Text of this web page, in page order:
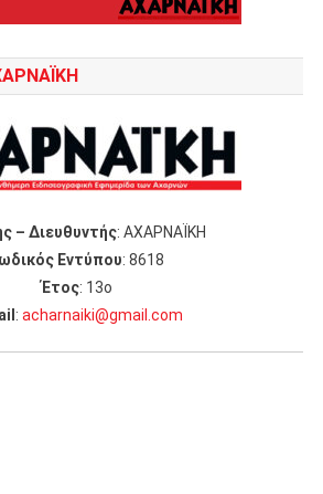
– Διευθυντής: ΑΧΑΡΝΑΪΚΗ
Εντύπου: 8618
Έτος: 13ο
: acharnaiki@gmail.com